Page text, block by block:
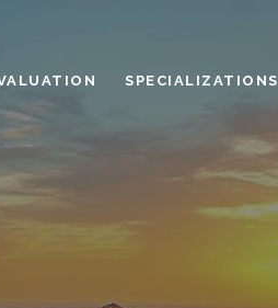
SPECIALIZATIONS